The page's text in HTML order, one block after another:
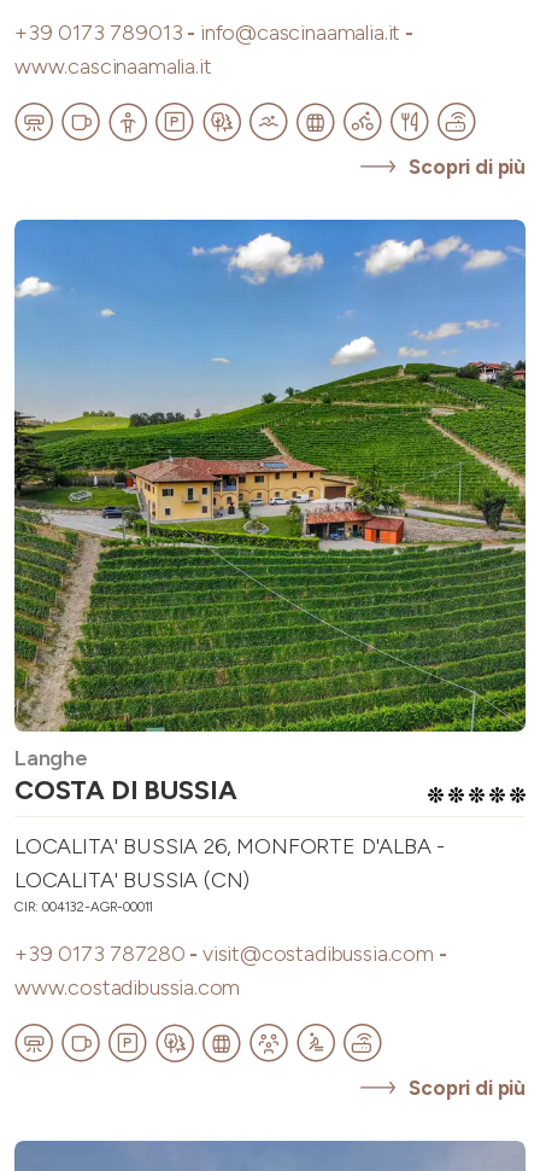
+39 0173 789013 - info@cascinaamalia.it -
www.cascinaamalia.it
Scopri di più
Langhe
COSTA DI BUSSIA
LOCALITA' BUSSIA 26, MONFORTE D'ALBA -
LOCALITA' BUSSIA (CN)
CIR: 004132-AGR-00011
+39 0173 787280 - visit@costadibussia.com -
www.costadibussia.com
Scopri di più